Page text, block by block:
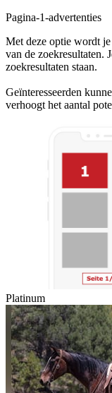
Pagina-1-advertenties
Met deze optie wordt
van de zoekresultaten.
zoekresultaten staan.
Geïnteresseerden
verhoogt het aantal
Platinum